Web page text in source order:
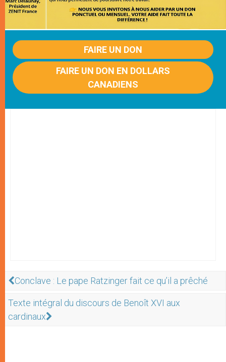
FAIRE UN DON
FAIRE UN DON EN DOLLARS
CANADIENS
Conclave : Le pape Ratzinger fait ce qu’il a prêché
Texte intégral du discours de Benoît XVI aux
cardinaux